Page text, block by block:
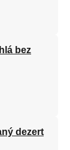
bez
dezert